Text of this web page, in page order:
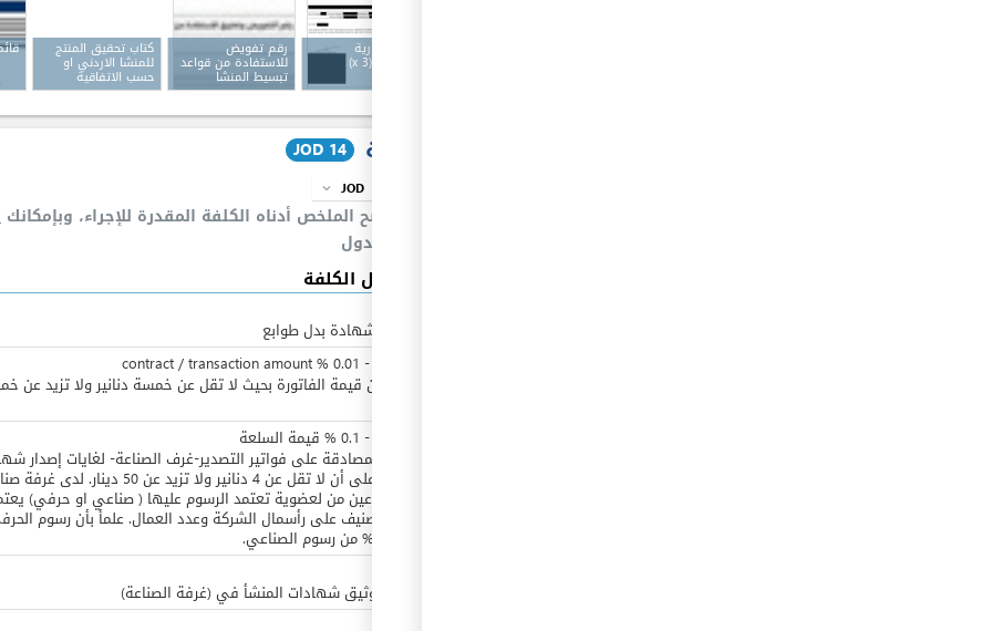
فاتورة تجارية
(x 3)
رقم تفويض
للاستفادة من قواعد
تبسيط المنشا
كتاب تحقيق المنتج
للمنشا الاردني او
حسب الاتفاقية
الكلفة JOD 14
JOD
expand_more
يوضح الملخص أدناه الكلفة المقدرة للإجراء، وبإمكانك
بالجدول
تفاصيل الكلفة
عن كل شهادة بدل طوابع
-
0.01
%
نسبة من قيمة الفاتورة بحيث لا تقل عن خمسة دنانير ولا تزيد عن
-
0.1
% قيمة السلعة
رسوم المصادقة على فواتير التصدير-غرف الصناعة- لغايات إصدار
المنشأ على أن لا تقل عن 4 دنانير ولا تزيد عن 50 دينار. لدى
عمان نوعين من لعضوية تعتمد الرسوم عليها ( صناعي او حرفي)
هذا التصنيف على رأسمال الشركة وعدد العمال. علمأ بأن رسوم
رسوم توثيق شهادات المنشأ في (غرفة الصناعة)